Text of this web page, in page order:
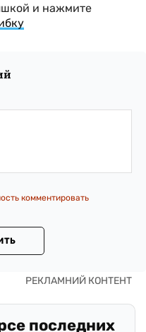
и нажмите
комментировать
последних